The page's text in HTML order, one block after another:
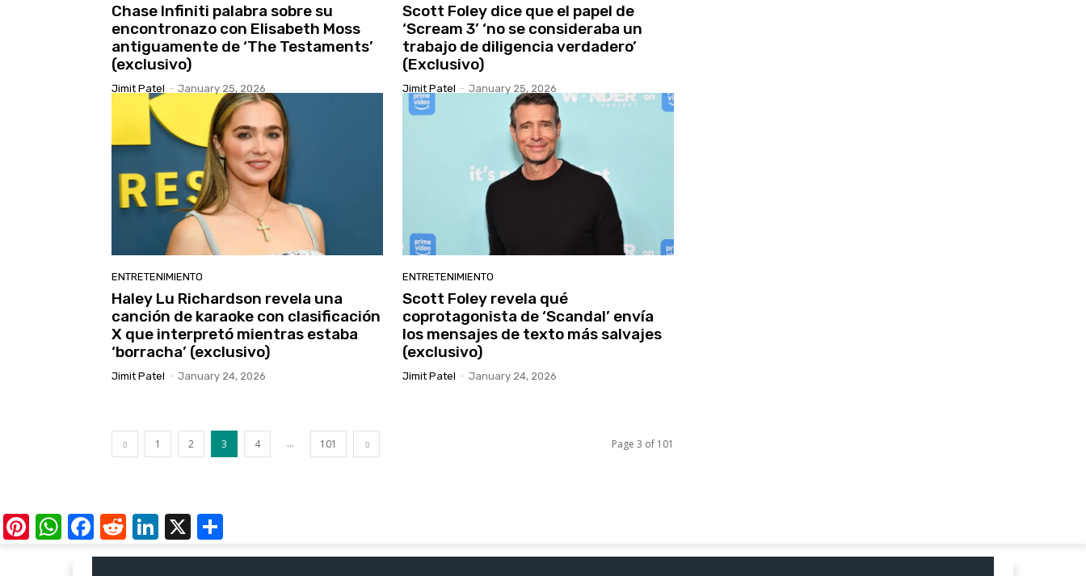
Chase Infiniti palabra sobre su
encontronazo con Elisabeth Moss
antiguamente de ‘The Testaments’
(exclusivo)
Jimit Patel - January 25, 2026
Scott Foley dice que el papel de
‘Scream 3’ ‘no se consideraba un
trabajo de diligencia verdadero’
(Exclusivo)
Jimit Patel - January 25, 2026
ENTRETENIMIENTO
Haley Lu Richardson revela una
canción de karaoke con clasificación
X que interpretó mientras estaba
‘borracha’ (exclusivo)
Jimit Patel - January 24, 2026
ENTRETENIMIENTO
Scott Foley revela qué
coprotagonista de ‘Scandal’ envía
los mensajes de texto más salvajes
(exclusivo)
Jimit Patel - January 24, 2026
1 2 3 4 ... 101 Page 3 of 101
Pinterest
WhatsApp
Facebook
RedditLinkedIn
X